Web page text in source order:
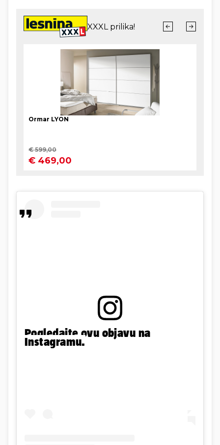
Pogledajte ovu objavu na
Instagramu.